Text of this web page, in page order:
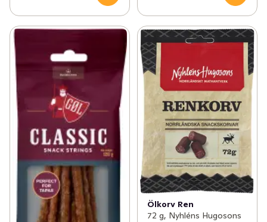
Ölkorv Ren
72 g, Nyhléns Hugosons